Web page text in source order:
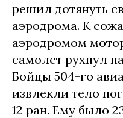
решил дотянуть
аэродрома. К
аэродромом
самолет рухнул
Бойцы 504-го
извлекли тело
12 ран. Ему было